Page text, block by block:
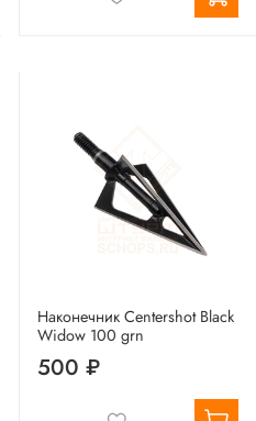
Наконечник Centershot Black
Widow 100 grn
500 ₽